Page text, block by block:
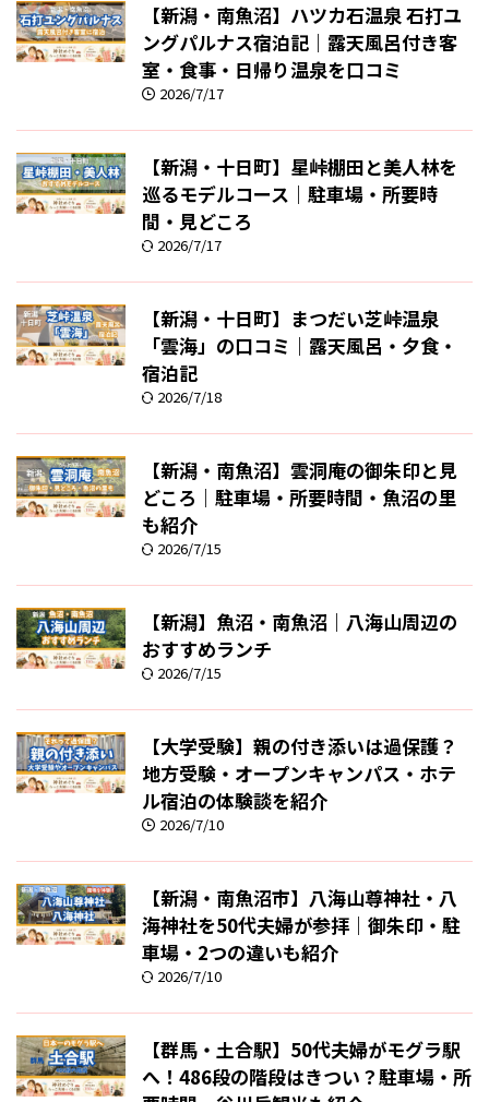
【新潟・南魚沼】ハツカ石温泉 石打ユ
ングパルナス宿泊記｜露天風呂付き客
室・食事・日帰り温泉を口コミ
2026/7/17
【新潟・十日町】星峠棚田と美人林を
巡るモデルコース｜駐車場・所要時
間・見どころ
2026/7/17
【新潟・十日町】まつだい芝峠温泉
「雲海」の口コミ｜露天風呂・夕食・
宿泊記
2026/7/18
【新潟・南魚沼】雲洞庵の御朱印と見
どころ｜駐車場・所要時間・魚沼の里
も紹介
2026/7/15
【新潟】魚沼・南魚沼｜八海山周辺の
おすすめランチ
2026/7/15
【大学受験】親の付き添いは過保護？
地方受験・オープンキャンパス・ホテ
ル宿泊の体験談を紹介
2026/7/10
【新潟・南魚沼市】八海山尊神社・八
海神社を50代夫婦が参拝｜御朱印・駐
車場・2つの違いも紹介
2026/7/10
【群馬・土合駅】50代夫婦がモグラ駅
へ！486段の階段はきつい？駐車場・所